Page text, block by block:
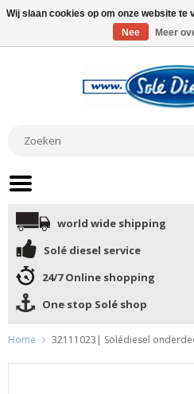
world wide shipping
Solé diesel service
24/7 Online shopping
One stop Solé shop
Home 32111023| Solédiesel
Wij slaan cookies op om onze website te
Nee
Meer